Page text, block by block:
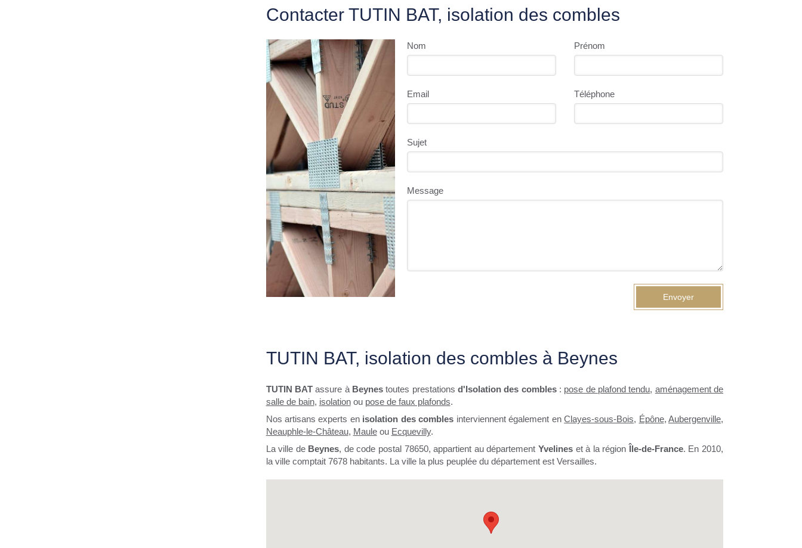
Contacter TUTIN BAT, isolation des combles
Nom Prénom
Email Téléphone
Sujet
Message
Envoyer
TUTIN BAT, isolation des combles à Beynes
TUTIN BATassure à Beynestoutes prestations d'Isolation des combles: pose de plafond tendu, aménagement de
salle de bain, isolationou pose de faux plafonds.
Nos artisans experts en isolation des combles interviennent également enClayes-sous-Bois, Épône, Aubergenville,
Neauphle-le-Château, Mauleou Ecquevilly.
La ville de Beynes, de code postal 78650, appartient au département Yvelineset à la région Île-de-France. En 2010,
la ville comptait 7678 habitants. La ville la plus peuplée du département est Versailles.